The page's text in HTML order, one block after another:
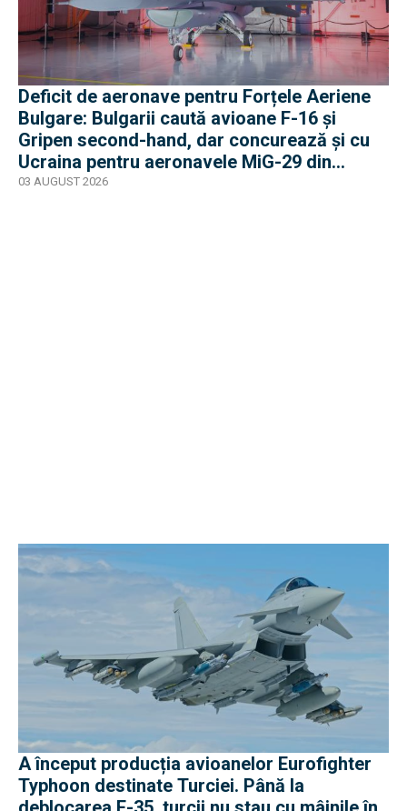
Deficit de aeronave pentru Forțele Aeriene
Bulgare: Bulgarii caută avioane F-16 și
Gripen second-hand, dar concurează și cu
Ucraina pentru aeronavele MiG-29 din
Polonia
03 AUGUST 2026
A început producția avioanelor Eurofighter
Typhoon destinate Turciei. Până la